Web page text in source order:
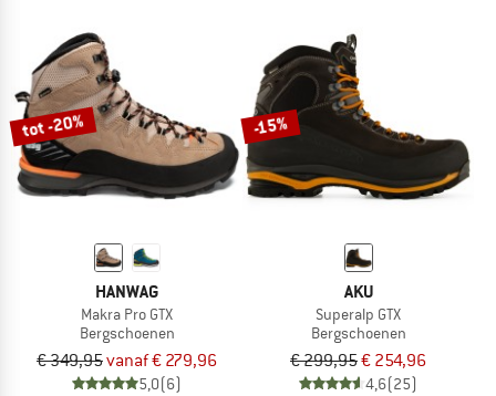
tot -20%
HANWAG
Makra Pro GTX
Bergschoenen
€ 349,95vanaf € 279,96
5,0(6)
-15%
AKU
Superalp GTX
Bergschoenen
€ 299,95€ 254,96
4,6(25)